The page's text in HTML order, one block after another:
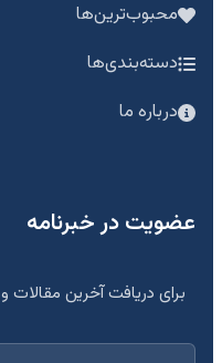
محبوب‌ترین‌ها
دسته‌بندی‌ها
درباره ما
عضویت در خبرنامه
برای دریافت آخرین